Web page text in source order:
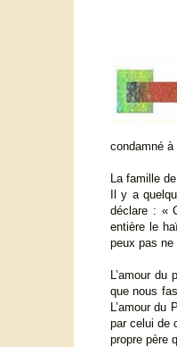
condamné à
La famille
Il y a
déclare : «
entière le
peux pas ne
L’amour
que nous
L’amour
par celui de
propre père